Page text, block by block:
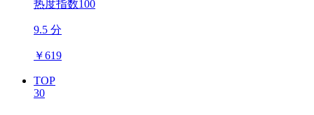
热度指数100
9.5 分
￥619
TOP
30